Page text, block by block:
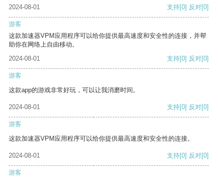
2024-08-01
支持[0] 反对[0]
游客
这款加速器VPM应用程序可以给你提供最高速度和安全性的连接，并帮
助你在网络上自由移动。
2024-08-01
支持[0] 反对[0]
游客
这款app的游戏非常好玩，可以让我消磨时间。
2024-08-01 支持[0] 反对[0]
游客
这款加速器VPM应用程序可以给你提供最高速度和安全性的连接。
2024-08-01 支持[0] 反对[0]
游客